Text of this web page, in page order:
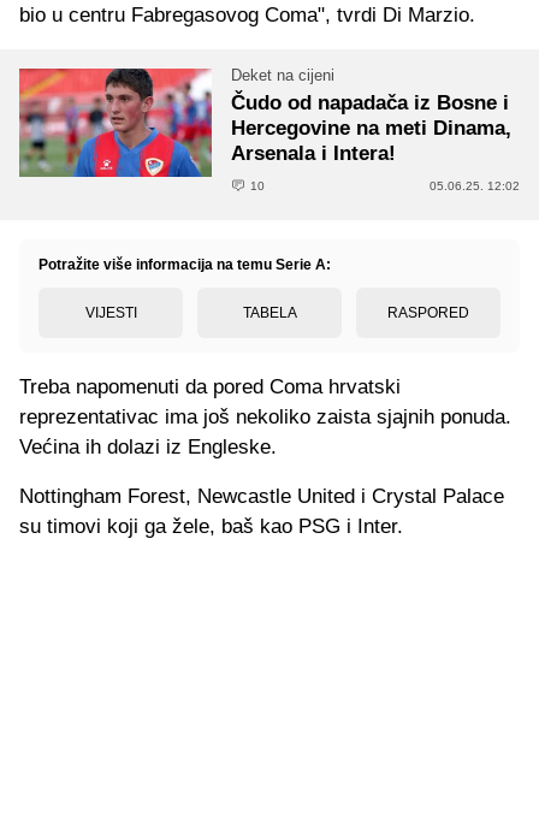
bio u centru Fabregasovog Coma", tvrdi Di Marzio.
Deket na cijeni
Čudo od napadača iz Bosne i
Hercegovine na meti Dinama,
Arsenala i Intera!
10 05.06.25. 12:02
Potražite više informacija na temu Serie A:
VIJESTI TABELA RASPORED
Treba napomenuti da pored Coma hrvatski
reprezentativac ima još nekoliko zaista sjajnih ponuda.
Većina ih dolazi iz Engleske.
Nottingham Forest, Newcastle United i Crystal Palace
su timovi koji ga žele, baš kao PSG i Inter.